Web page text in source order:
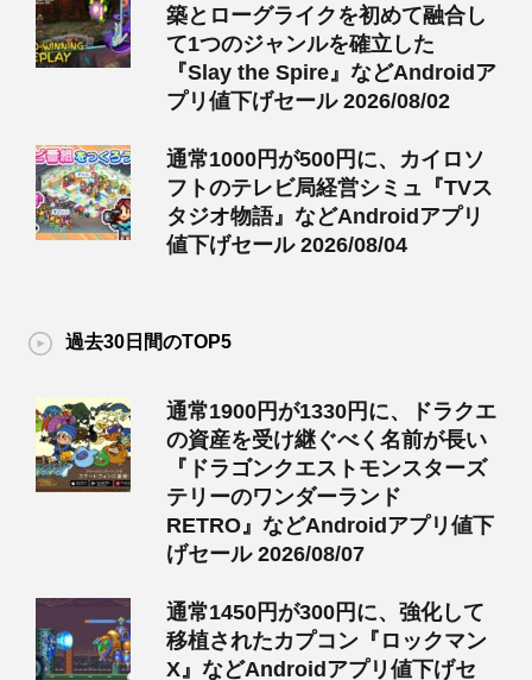
築とローグライクを初めて融合し
て1つのジャンルを確立した
『Slay the Spire』などAndroidア
プリ値下げセール 2026/08/02
通常1000円が500円に、カイロソ
フトのテレビ局経営シミュ『TVス
タジオ物語』などAndroidアプリ
値下げセール 2026/08/04
過去30日間のTOP5
通常1900円が1330円に、ドラクエ
の資産を受け継ぐべく名前が長い
『ドラゴンクエストモンスターズ
テリーのワンダーランド
RETRO』などAndroidアプリ値下
げセール 2026/08/07
通常1450円が300円に、強化して
移植されたカプコン『ロックマン
X』などAndroidアプリ値下げセ